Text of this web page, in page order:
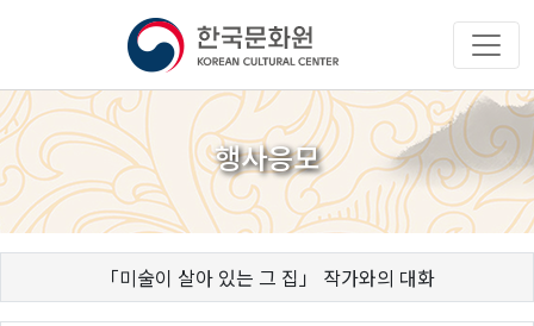
행사응모
「미술이 살아 있는 그 집」 작가와의 대화